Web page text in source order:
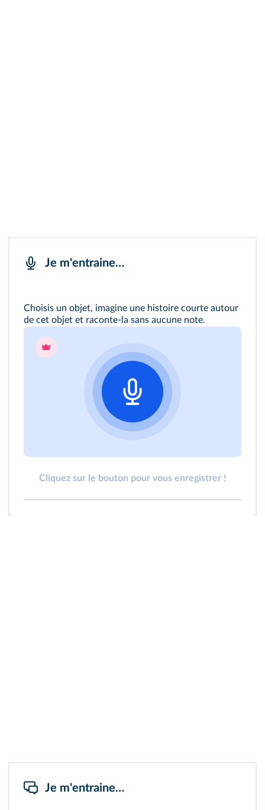
Je m'entraine…
Choisis un objet, imagine une histoire courte autour
de cet objet et raconte-la sans aucune note.
Cliquez sur le bouton pour vous enregistrer !
Je m'entraine…